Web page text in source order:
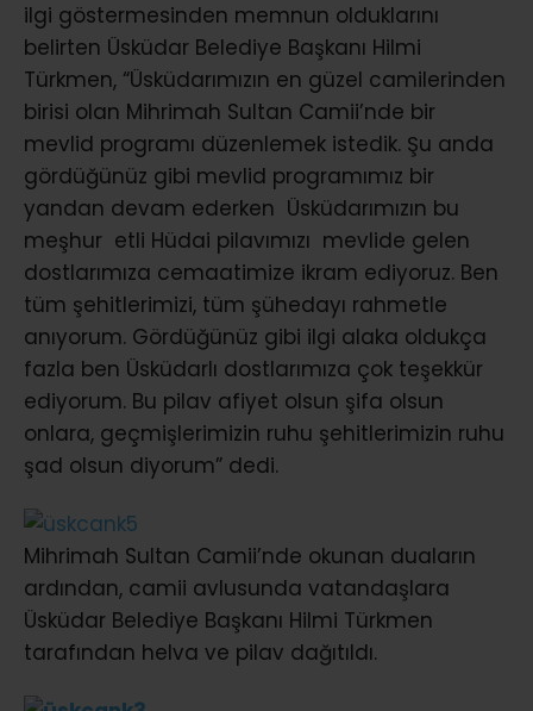
ilgi göstermesinden memnun olduklarını
belirten Üsküdar Belediye Başkanı Hilmi
Türkmen, “Üsküdarımızın en güzel camilerinden
birisi olan Mihrimah Sultan Camii’nde bir
mevlid programı düzenlemek istedik. Şu anda
gördüğünüz gibi mevlid programımız bir
yandan devam ederken Üsküdarımızın bu
meşhur etli Hüdai pilavımızı mevlide gelen
dostlarımıza cemaatimize ikram ediyoruz. Ben
tüm şehitlerimizi, tüm şühedayı rahmetle
anıyorum. Gördüğünüz gibi ilgi alaka oldukça
fazla ben Üsküdarlı dostlarımıza çok teşekkür
ediyorum. Bu pilav afiyet olsun şifa olsun
onlara, geçmişlerimizin ruhu şehitlerimizin ruhu
şad olsun diyorum” dedi.
Mihrimah Sultan Camii’nde okunan duaların
ardından, camii avlusunda vatandaşlara
Üsküdar Belediye Başkanı Hilmi Türkmen
tarafından helva ve pilav dağıtıldı.